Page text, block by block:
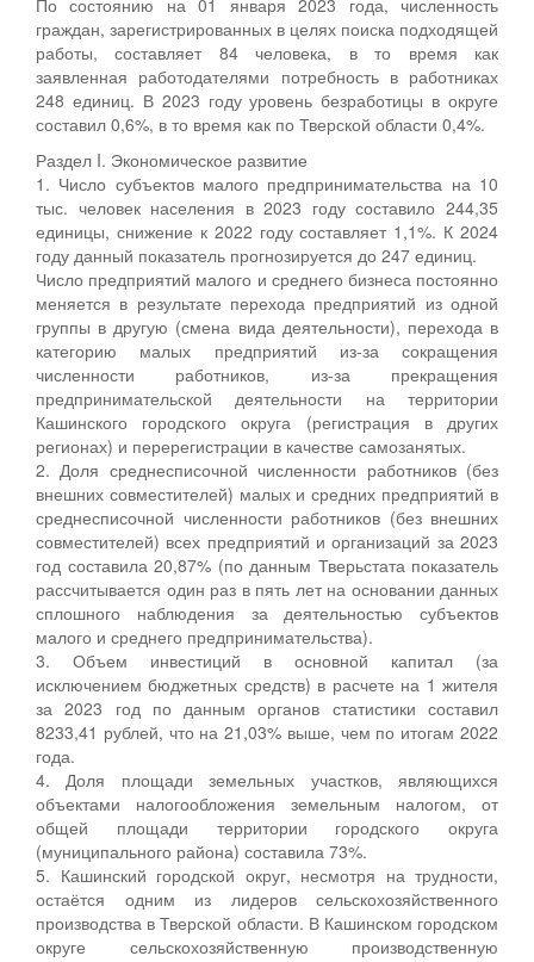
граждан, зарегистрированных в целях поиска подходящей
работы, составляет 84 человека, в то время как
заявленная работодателями потребность в работниках
248 единиц. В 2023 году уровень безработицы в округе
составил 0,6%, в то время как по Тверской области 0,4%.
Раздел I. Экономическое развитие
1. Число субъектов малого предпринимательства на 10
тыс. человек населения в 2023 году составило 244,35
единицы, снижение к 2022 году составляет 1,1%. К 2024
году данный показатель прогнозируется до 247 единиц.
Число предприятий малого и среднего бизнеса постоянно
меняется в результате перехода предприятий из одной
группы в другую (смена вида деятельности), перехода в
категорию малых предприятий из-за сокращения
численности работников, из-за прекращения
предпринимательской деятельности на территории
Кашинского городского округа (регистрация в других
регионах) и перерегистрации в качестве самозанятых.
2. Доля среднесписочной численности работников (без
внешних совместителей) малых и средних предприятий в
среднесписочной численности работников (без внешних
совместителей) всех предприятий и организаций за 2023
год составила 20,87% (по данным Тверьстата показатель
рассчитывается один раз в пять лет на основании данных
сплошного наблюдения за деятельностью субъектов
малого и среднего предпринимательства).
3. Объем инвестиций в основной капитал (за
исключением бюджетных средств) в расчете на 1 жителя
за 2023 год по данным органов статистики составил
8233,41 рублей, что на 21,03% выше, чем по итогам 2022
года.
4. Доля площади земельных участков, являющихся
объектами налогообложения земельным налогом, от
общей площади территории городского округа
(муниципального района) составила 73%.
5. Кашинский городской округ, несмотря на трудности,
остаётся одним из лидеров сельскохозяйственного
производства в Тверской области. В Кашинском городском
округе сельскохозяйственную производственную